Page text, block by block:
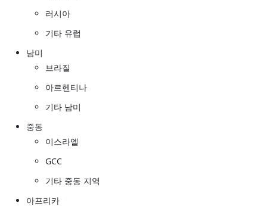
러시아
기타 유럽
남미
브라질
아르헨티나
기타 남미
중동
이스라엘
GCC
기타 중동 지역
아프리카